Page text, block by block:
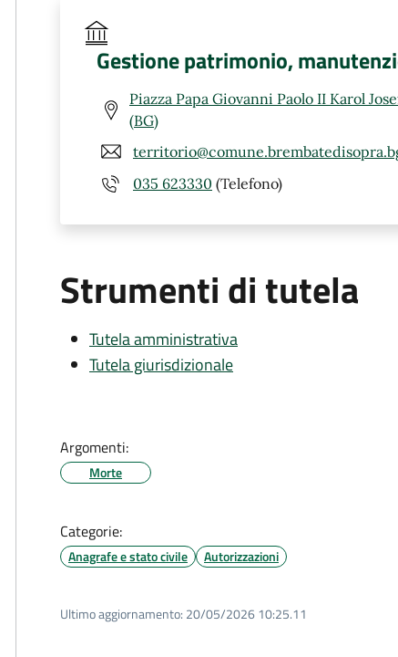
Gestione patrimonio,
Piazza Papa Giovanni Paolo II Karol
(BG)
035 623330 (Telefono)
Strumenti di tutela
Tutela amministrativa
Tutela giurisdizionale
Argomenti:
Morte
Categorie:
Anagrafe e stato civile Autorizzazioni
Ultimo aggiornamento: 20/05/2026 10:25.11